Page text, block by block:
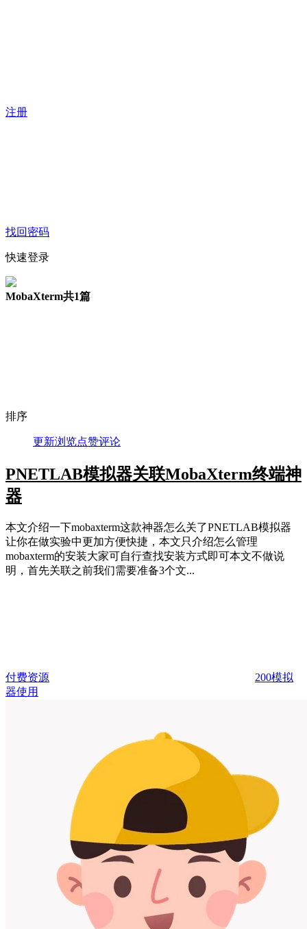
注册
找回密码
快速登录
MobaXterm共1篇
排序
更新浏览点赞评论
PNETLAB模拟器关联MobaXterm终端神
器
本文介绍一下mobaxterm这款神器怎么关了PNETLAB模拟器
让你在做实验中更加方便快捷，本文只介绍怎么管理
mobaxterm的安装大家可自行查找安装方式即可本文不做说
明，首先关联之前我们需要准备3个文...
付费资源 200模拟
器使用